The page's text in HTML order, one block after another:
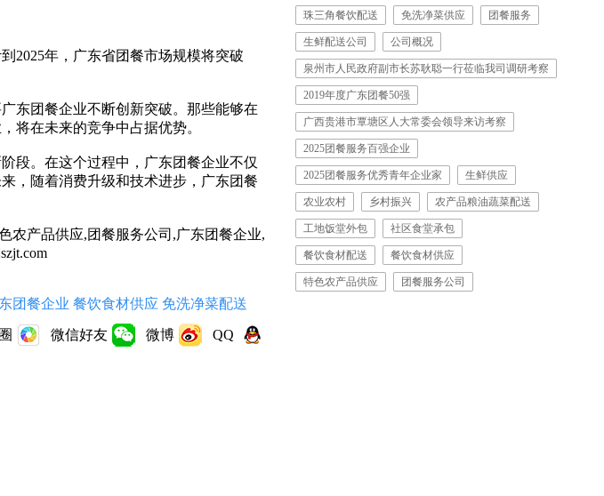
2025年，广东省团餐市场规模将突破
东团餐企业不断创新突破。那些能够在
将在未来的竞争中占据优势。
段。在这个过程中，广东团餐企业不仅
，随着消费升级和技术进步，广东团餐
农产品供应,团餐服务公司,广东团餐企业,
团餐企业 餐饮食材供应 免洗净菜配送
微信好友 微博 QQ
珠三角餐饮配送 免洗净菜供应 团餐服务
生鲜配送公司 公司概况
泉州市人民政府副市长苏耿聪一行莅临我司调研考察
2019年度广东团餐50强
广西贵港市覃塘区人大常委会领导来访考察
2025团餐服务百强企业
2025团餐服务优秀青年企业家 生鲜供应
农业农村 乡村振兴 农产品粮油蔬菜配送
工地饭堂外包 社区食堂承包
餐饮食材配送 餐饮食材供应
特色农产品供应 团餐服务公司